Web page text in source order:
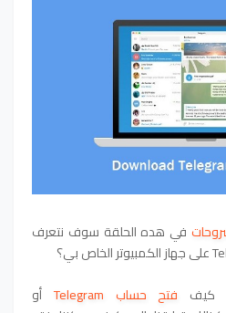
في هده الحلقة سوف نتعرف
كيف فتح حساب Telegram
أو